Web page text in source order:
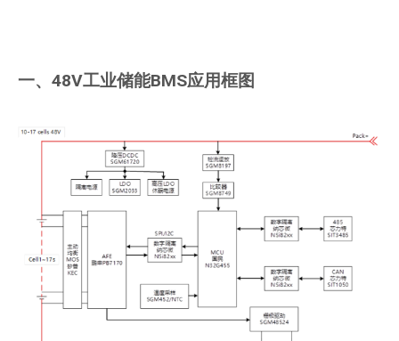
一、48V工业储能BMS应用框图